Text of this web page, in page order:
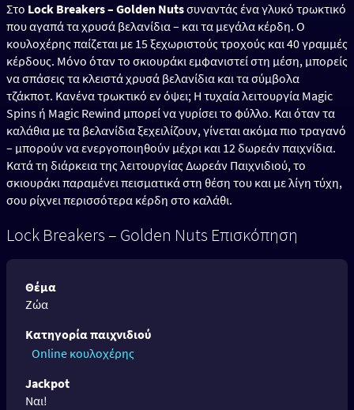
Στο Lock Breakers – Golden Nutsσυναντάς ένα γλυκό τρωκτικό
που αγαπά τα χρυσά βελανίδια – και τα μεγάλα κέρδη. Ο
κουλοχέρης παίζεται με 15 ξεχωριστούς τροχούς και 40 γραμμές
κέρδους. Μόνο όταν το σκιουράκι εμφανιστεί στη μέση, μπορείς
να σπάσεις τα κλειστά χρυσά βελανίδια και τα σύμβολα
τζάκποτ. Κανένα τρωκτικό εν όψει; Η τυχαία λειτουργία Magic
Spins ή Magic Rewind μπορεί να γυρίσει το φύλλο. Και όταν τα
καλάθια με τα βελανίδια ξεχειλίζουν, γίνεται ακόμα πιο τραγανό
– μπορούν να ενεργοποιηθούν μέχρι και 12 δωρεάν παιχνίδια.
Κατά τη διάρκεια της λειτουργίας Δωρεάν Παιχνιδιού, το
σκιουράκι παραμένει πεισματικά στη θέση του και με λίγη τύχη,
σου ρίχνει περισσότερα κέρδη στο καλάθι.
Lock Breakers – Golden Nuts Επισκόπηση
Θέμα
Ζώα
Κατηγορία παιχνιδιού
Online κουλοχέρης
Jackpot
Ναι!